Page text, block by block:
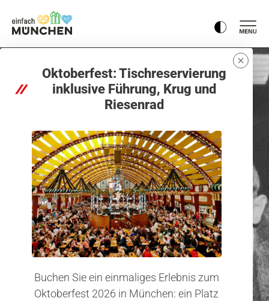
Oktoberfest: Tischreservierung
inklusive Führung, Krug und
Riesenrad
Buchen Sie ein einmaliges Erlebnis zum
Oktoberfest 2026 in München: ein Platz